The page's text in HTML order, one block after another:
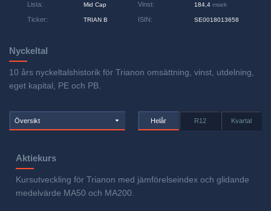
Lista: Mid Cap
Ticker: TRIAN B
Vinst: 184,4 msek
ISIN: SE0018013658
Nyckeltal
10 års nyckeltalshistorik för Trianon omsättning, vinst, utdelning,
eget kapital, PE och PB.
Översikt Helår R12 Kvartal
Aktiekurs
Kursutveckling för Trianon med jämförelseindex och glidande
medelvärde MA50 och MA200.